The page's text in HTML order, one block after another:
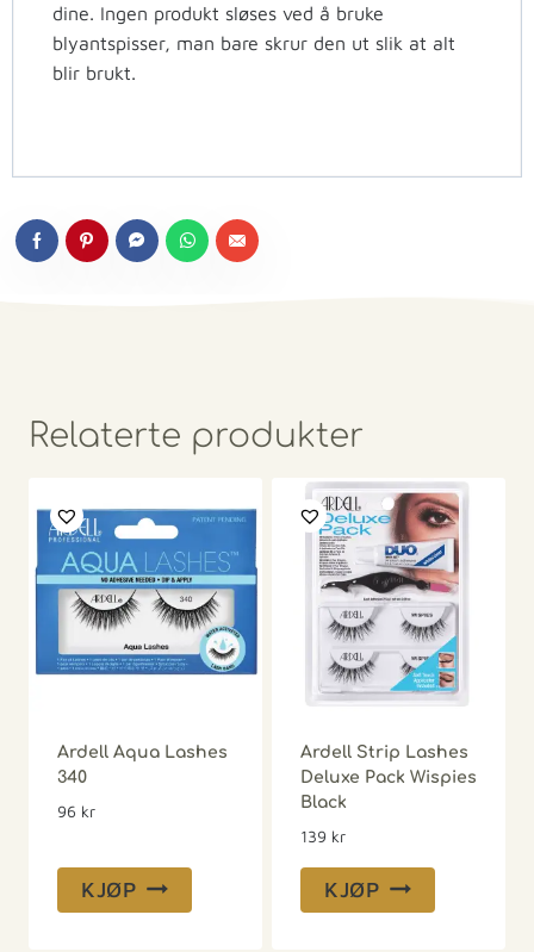
dine. Ingen produkt sløses ved å bruke
blyantspisser, man bare skrur den ut slik at alt
blir brukt.
Relaterte produkter
Ardell Aqua Lashes
340
96 kr
KJØP
Ardell Strip Lashes
Deluxe Pack Wispies
Black
139 kr
KJØP